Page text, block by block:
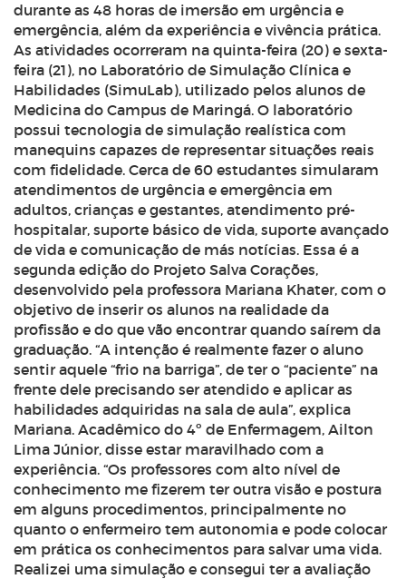
durante as 48 horas de imersão em urgência e
emergência, além da experiência e vivência prática.
As atividades ocorreram na quinta-feira (20) e sexta-
feira (21), no Laboratório de Simulação Clínica e
Habilidades (SimuLab), utilizado pelos alunos de
Medicina do Campus de Maringá. O laboratório
possui tecnologia de simulação realística com
manequins capazes de representar situações reais
com fidelidade. Cerca de 60 estudantes simularam
atendimentos de urgência e emergência em
adultos, crianças e gestantes, atendimento pré-
hospitalar, suporte básico de vida, suporte avançado
de vida e comunicação de más notícias. Essa é a
segunda edição do Projeto Salva Corações,
desenvolvido pela professora Mariana Khater, com o
objetivo de inserir os alunos na realidade da
profissão e do que vão encontrar quando saírem da
graduação. “A intenção é realmente fazer o aluno
sentir aquele “frio na barriga”, de ter o “paciente” na
frente dele precisando ser atendido e aplicar as
habilidades adquiridas na sala de aula”, explica
Mariana. Acadêmico do 4º de Enfermagem, Ailton
Lima Júnior, disse estar maravilhado com a
experiência. “Os professores com alto nível de
conhecimento me fizerem ter outra visão e postura
em alguns procedimentos, principalmente no
quanto o enfermeiro tem autonomia e pode colocar
em prática os conhecimentos para salvar uma vida.
Realizei uma simulação e consegui ter a avaliação